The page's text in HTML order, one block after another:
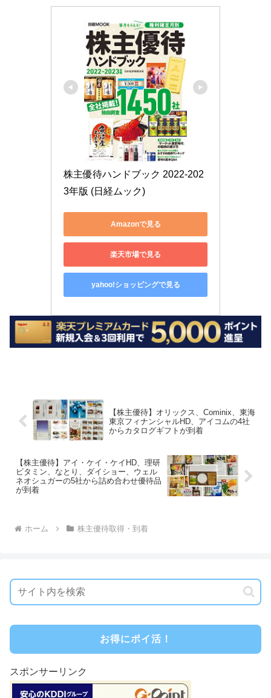
株主優待ハンドブック 2022-202
3年版 (日経ムック)
Amazonで見る
楽天市場で見る
yahoo!ショッピングで見る
【株主優待】オリックス、Cominix、東海
東京フィナンシャルHD、アイコムの4社
からカタログギフトが到着
【株主優待】アイ・ケイ・ケイHD、理研
ビタミン、なとり、ダイショー、ウェル
ネオシュガーの5社から詰め合わせ優待品
が到着
ホーム 株主優待取得・到着
お得にポイ活！
スポンサーリンク